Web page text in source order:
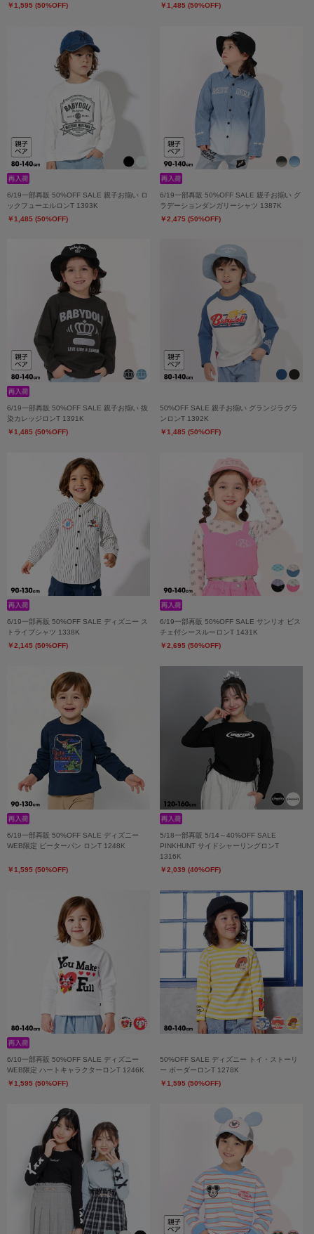
￥1,595 (50%OFF) ￥1,485 (50%OFF)
6/19一部再販 50%OFF SALE 親子お揃い ロ
ックフューエルロンT 1393K
￥1,485 (50%OFF)
6/19一部再販 50%OFF SALE 親子お揃い グ
ラデーションダンガリーシャツ 1387K
￥2,475 (50%OFF)
6/19一部再販 50%OFF SALE 親子お揃い 抜
染カレッジロンT 1391K
￥1,485 (50%OFF)
50%OFF SALE 親子お揃い グランジラグラ
ンロンT 1392K
￥1,485 (50%OFF)
6/19一部再販 50%OFF SALE ディズニー ス
トライプシャツ 1338K
￥2,145 (50%OFF)
6/19一部再販 50%OFF SALE サンリオ ビス
チェ付シースルーロンT 1431K
￥2,695 (50%OFF)
6/19一部再販 50%OFF SALE ディズニー
WEB限定 ピーターパン ロンT 1248K
￥1,595 (50%OFF)
5/18一部再販 5/14～40%OFF SALE
PINKHUNT サイドシャーリングロンT
1316K
￥2,039 (40%OFF)
6/10一部再販 50%OFF SALE ディズニー
WEB限定 ハートキャラクターロンT 1246K
￥1,595 (50%OFF)
50%OFF SALE ディズニー トイ・ストーリ
ー ボーダーロンT 1278K
￥1,595 (50%OFF)